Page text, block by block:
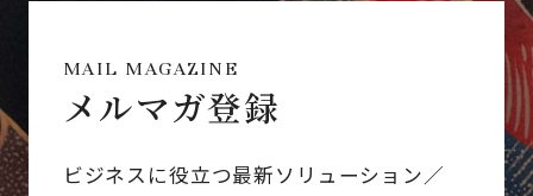
MAIL MAGAZINE
メルマガ登録
ビジネスに役立つ最新ソリューション／